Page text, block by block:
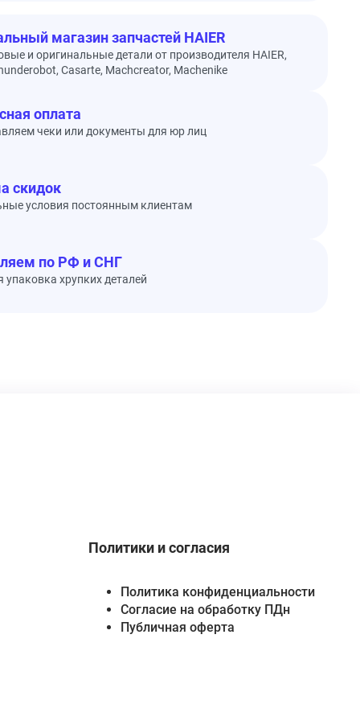
магазин запчастей HAIER
и оригинальные детали от производителя HAIER,
Casarte, Machcreator, Machenike
оплата
чеки или документы для юр лиц
скидок
условия постоянным клиентам
по РФ и СНГ
упаковка хрупких деталей
Политики и согласия
Политика конфиденциальности
Согласие на обработку ПДн
Публичная оферта